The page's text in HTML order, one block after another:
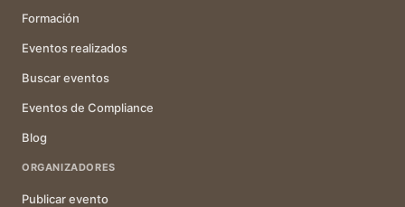
Formación
Eventos realizados
Buscar eventos
Eventos de Compliance
Blog
ORGANIZADORES
Publicar evento